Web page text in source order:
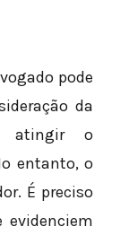
pode
da
atingir o
entanto, o
É preciso
evidenciem